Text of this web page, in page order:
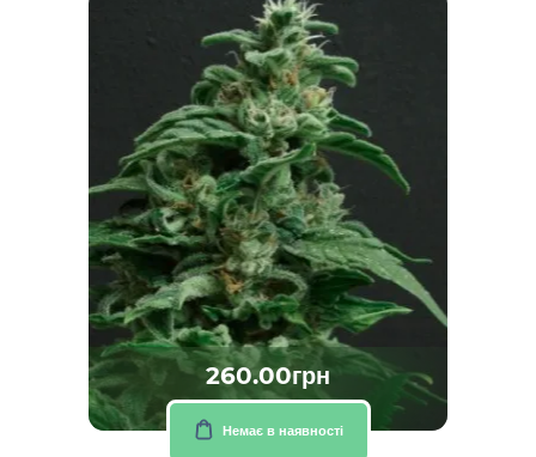
260.00грн
Немає в наявності